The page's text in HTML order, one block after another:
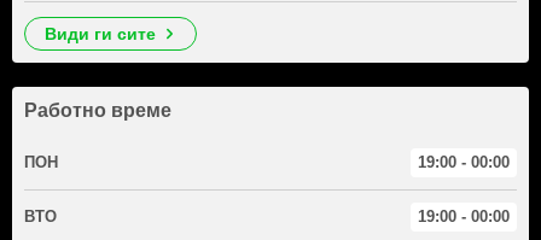
види ги сите
Работно време
ПОН 19:00 - 00:00
ВТО 19:00 - 00:00